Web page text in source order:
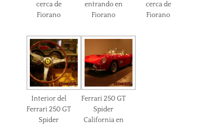
cerca de
Fiorano
entrando en
Fiorano
cerca de
Fiorano
Interior del
Ferrari 250 GT
Spider
Ferrari 250 GT
Spider
California en